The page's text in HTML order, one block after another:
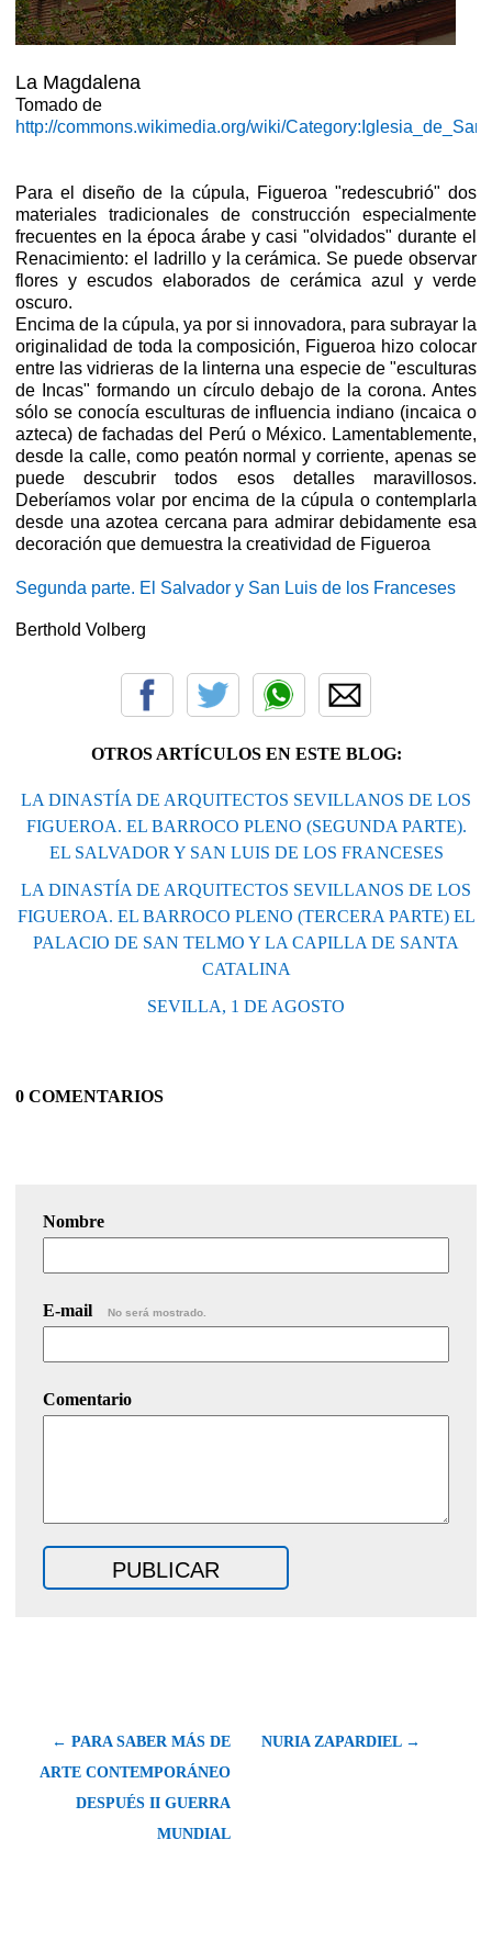
La Magdalena
Tomado de
http://commons.wikimedia.org/wiki/
Para el diseño de la cúpula, Figueroa "redescubrió" dos
materiales tradicionales de construcción especialmente
frecuentes en la época árabe y casi "olvidados" durante el
Renacimiento: el ladrillo y la cerámica. Se puede observar
flores y escudos elaborados de cerámica azul y verde
oscuro.
Encima de la cúpula, ya por si innovadora, para subrayar la
originalidad de toda la composición, Figueroa hizo colocar
entre las vidrieras de la linterna una especie de "esculturas
de Incas" formando un círculo debajo de la corona. Antes
sólo se conocía esculturas de influencia indiano (incaica o
azteca) de fachadas del Perú o México. Lamentablemente,
desde la calle, como peatón normal y corriente, apenas se
puede descubrir todos esos detalles maravillosos.
Deberíamos volar por encima de la cúpula o contemplarla
desde una azotea cercana para admirar debidamente esa
decoración que demuestra la creatividad de Figueroa
Segunda parte. El Salvador y San Luis de los Franceses
Berthold Volberg
OTROS ARTÍCULOS EN ESTE BLOG:
LA DINASTÍA DE ARQUITECTOS SEVILLANOS DE LOS
FIGUEROA. EL BARROCO PLENO (SEGUNDA PARTE).
EL SALVADOR Y SAN LUIS DE LOS FRANCESES
LA DINASTÍA DE ARQUITECTOS SEVILLANOS DE LOS
FIGUEROA. EL BARROCO PLENO (TERCERA PARTE) EL
PALACIO DE SAN TELMO Y LA CAPILLA DE SANTA
CATALINA
SEVILLA, 1 DE AGOSTO
0 COMENTARIOS
Nombre
E-mail No será mostrado.
Comentario
← PARA SABER MÁS DE
ARTE CONTEMPORÁNEO
DESPUÉS II GUERRA
MUNDIAL
NURIA ZAPARDIEL →